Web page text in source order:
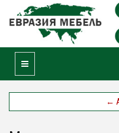
Toggle Navigation
←